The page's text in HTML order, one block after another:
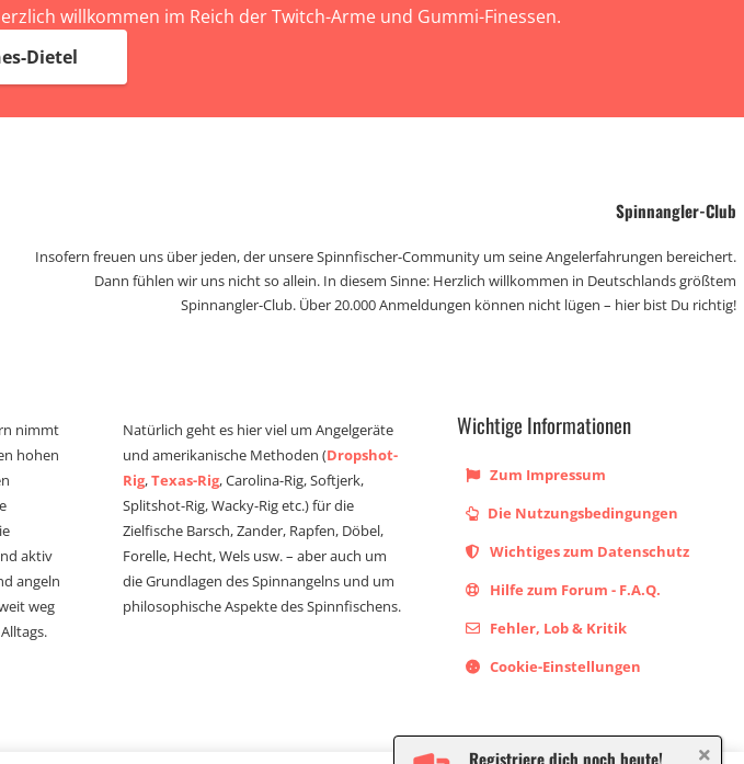
willkommen im Reich der Twitch-Arme und Gummi-Finessen.
Dietel
Spinnangler-Club
Insofern freuen uns über jeden, der unsere Spinnfischer-Community um seine Angelerfahrungen bereichert.
Dann fühlen wir uns nicht so allein. In diesem Sinne: Herzlich willkommen in Deutschlands größtem
Spinnangler-Club. Über 20.000 Anmeldungen können nicht lügen – hier bist Du richtig!
nimmt
hohen
aktiv
angeln
weg
Natürlich geht es hier viel um Angelgeräte
und amerikanische Methoden (Dropshot-
Rig,Texas-Rig, Carolina-Rig, Softjerk,
Splitshot-Rig, Wacky-Rig etc.) für die
Zielfische Barsch, Zander, Rapfen, Döbel,
Forelle, Hecht, Wels usw. – aber auch um
die Grundlagen des Spinnangelns und um
philosophische Aspekte des Spinnfischens.
Wichtige Informationen
Zum Impressum
Die Nutzungsbedingungen
Wichtiges zum Datenschutz
Hilfe zum Forum - F.A.Q.
Fehler, Lob & Kritik
Cookie-Einstellungen
Registriere dich noch heute!